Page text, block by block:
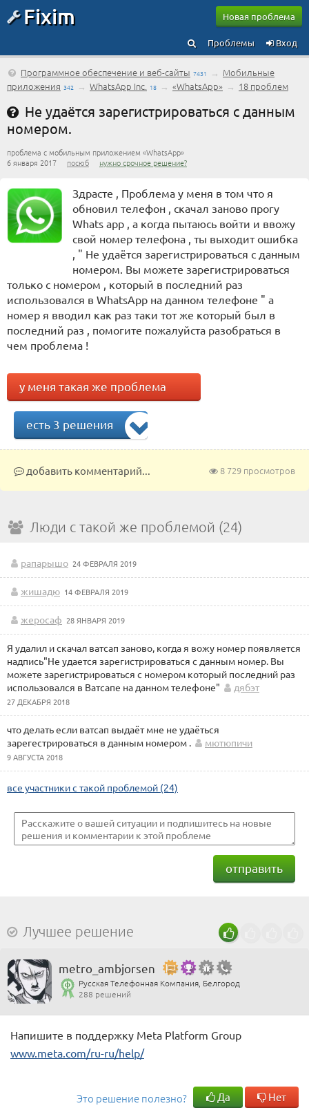
Fixim Новая проблема
Вход
Проблемы
Программное обеспечение и веб-сайты 7431 → Мобильные
приложения 342 → WhatsApp Inc. 18 → «WhatsApp» → 18 проблем
Не удаётся зарегистрироваться с данным
номером.
проблема с мобильным приложением «WhatsApp»
6 января 2017 посюб нужно срочное решение?
Здрасте , Проблема у меня в том что я
обновил телефон , скачал заново прогу
Whats app , а когда пытаюсь войти и ввожу
свой номер телефона , ты выходит ошибка
, " Не удаётся зарегистрироваться с данным
номером. Вы можете зарегистрироваться
только с номером , который в последний раз
использовался в WhatsApp на данном телефоне " а
номер я вводил как раз таки тот же который был в
последний раз , помогите пожалуйста разобраться в
чем проблема !
у меня такая же проблема
есть 3 решения
8 729 просмотров
добавить комментарий...
Люди с такой же проблемой (24)
рапарышо 24 ФЕВРАЛЯ 2019
жишадю 14 ФЕВРАЛЯ 2019
жеросаф 28 ЯНВАРЯ 2019
Я удалил и скачал ватсап заново, когда я вожу номер появляется
надпись"Не удается зарегистрироваться с данным номер. Вы
можете зарегистрироваться с номером который последний раз
использовался в Ватсапе на данном телефоне"
дябэт
27 ДЕКАБРЯ 2018
что делать если ватсап выдаёт мне не удаёться
зарегестрироваться в данным номером .
мютюпичи
9 АВГУСТА 2018
все участники с такой проблемой (24)
отправить
Лучшее решение
metro_ambjorsen
Русская Телефонная Компания, Белгород
288 решений
Напишите в поддержку Meta Platform Group
www.meta.com/ru-ru/help/
Это решение полезно? Да Нет